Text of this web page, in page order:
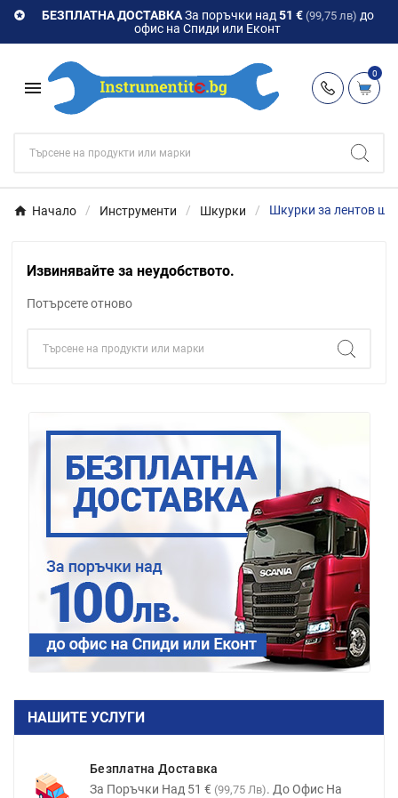
 БЕЗПЛАТНА ДОСТАВКАЗа поръчки над 51 € (99,75 лв) до
офис на Спиди или Еконт

0
Начало Инструменти Шкурки Шкурки за лентов
Извинявайте за неудобството.
Потърсете отново
НАШИТЕ УСЛУГИ
Безплатна Доставка
За Поръчки Над 51 € (99,75 Лв). До Офис На